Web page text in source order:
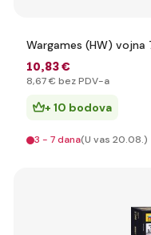
Wargames (HW) vojna
10,83 €
8,67 € bez PDV-a
+ 10 bodova
3 - 7 dana(U vas 20.08.)